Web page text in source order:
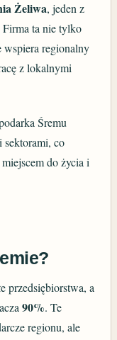
Żeliwa, jeden z
ta nie tylko
wspiera regionalny
z lokalnymi
Śremu
sektorami, co
do życia i
przedsiębiorstwa, a
90%. Te
regionu, ale